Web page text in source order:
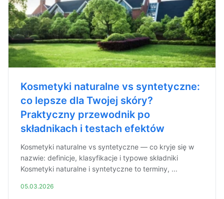
Kosmetyki naturalne vs syntetyczne:
co lepsze dla Twojej skóry?
Praktyczny przewodnik po
składnikach i testach efektów
Kosmetyki naturalne vs syntetyczne — co kryje się w
nazwie: definicje, klasyfikacje i typowe składniki
Kosmetyki naturalne i syntetyczne to terminy, ...
05.03.2026